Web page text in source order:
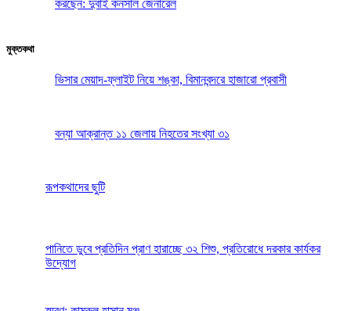
করছেন: দুবাই কনসাল জেনারেল
মুক্তকথা
ভিসার মেয়াদ-ফ্লাইট নিয়ে শঙ্কা, বিমানবন্দরে হাজারো প্রবাসী
বন্যা আক্রান্ত ১১ জেলায় নিহতের সংখ্যা ৩১
রূপকথাদের ছুটি
পানিতে ডুবে প্রতিদিন প্রাণ হারাচ্ছে ৩২ শিশু, প্রতিরোধে দরকার কার্যকর
উদ্যোগ